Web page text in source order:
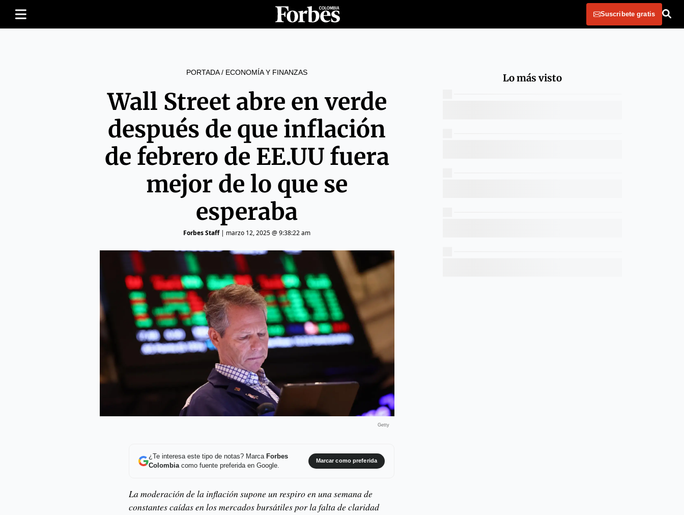
Suscribete gratis
PORTADA/ ECONOMÍA Y FINANZAS
Wall Street abre en verde
después de que inflación
de febrero de EE.UU fuera
mejor de lo que se
esperaba
Forbes Staff| marzo 12, 2025 @ 9:38:22 am
Getty
¿Te interesa este tipo de notas? Marca Forbes
Colombiacomo fuente preferida en Google.
Marcar como preferida
La moderación de la inflación supone un respiro en una semana de
constantes caídas en los mercados bursátiles por la falta de claridad
Lo más visto